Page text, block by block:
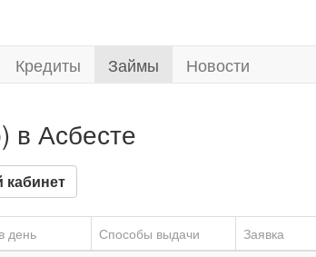
Кредиты Займы Новости
в Асбесте
день Способы выдачи Заявка